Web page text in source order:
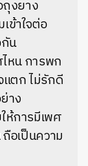
ถุงยาง
ข้าใจต่อ
น
หน การพก
แตก ไม่รักดี
าง
ห้การมีเพศ
อเป็นความ